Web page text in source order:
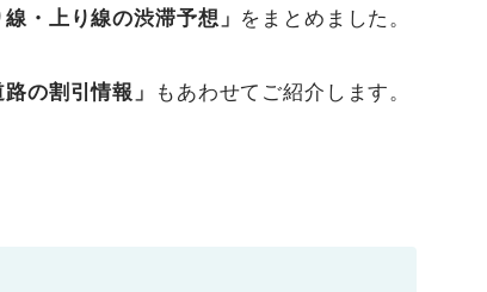
線・上 り線の渋滞予想」 をまとめました。
の割引情報」 もあわせてご紹介します。